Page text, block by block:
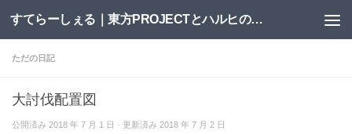
コンテンツへスキップ すてらーしぇる｜東方PROJECTとハルヒの二次創作サイト
ただの日記
大討伐配置図
公開済み 2018 年 7 月 1 日 · 更新済み 2018 年 7 月 2 日